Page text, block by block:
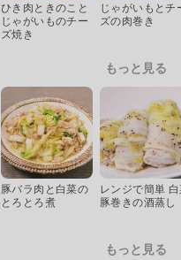
ひき肉ときのこと
じゃがいものチー
ズ焼き
じゃがいもとチ
ズの肉巻き
もっと見る
豚バラ肉と白菜の
とろとろ煮
レンジで簡単
豚巻きの酒蒸し
もっと見る